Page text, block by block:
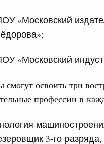
«Московский
«Московский
смогут освоить три
профессии в
3-го
Оверчука по
союз.
кооперации в
продовольственной